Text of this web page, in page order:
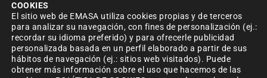
Aviso legal|Política de privacidad|Condiciones de uso
|Accesibilidad|Política de cookies|Mapa del sitio
Política de Seguridad de la información
COOKIES
El sitio web de EMASA utiliza cookies propias y de terceros
para analizar su navegación, con fines de personalización (ej.:
recordar su idioma preferido) y para ofrecerle publicidad
personalizada basada en un perfil elaborado a partir de sus
hábitos de navegación (ej.: sitios web visitados). Puede
obtener más información sobre el uso que hacemos de las